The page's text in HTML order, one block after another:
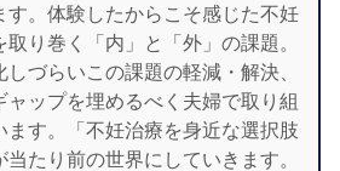
す。体験したからこそ感じた不妊
取り巻く「内」と「外」の課題。
しづらいこの課題の軽減・解決、
ャップを埋めるべく夫婦で取り組
ます。「不妊治療を身近な選択肢
当たり前の世界にしていきます。